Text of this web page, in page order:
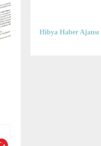
Hibya Haber Ajansı